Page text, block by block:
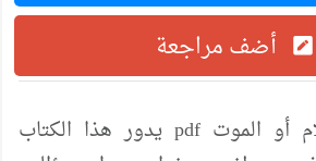
أضف مراجعة
تحميل كتاب الكلام أو الموت pdf يدور هذا الكتاب